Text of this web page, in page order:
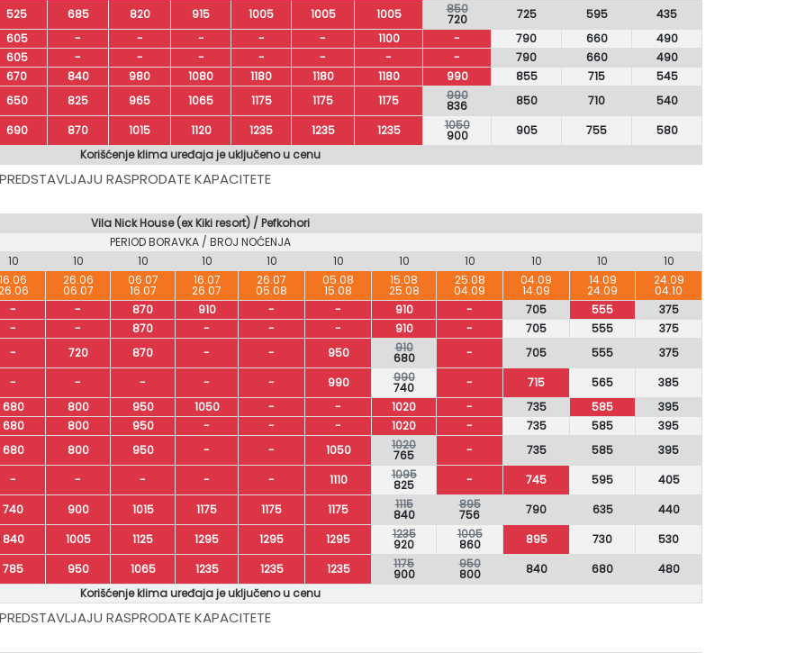
525 685 820 915 1005 1005 1005 850
720 725 595
435
605 - - - - - 1100 - 790 660
490
605 - - - - - - - 790 660
490
670 840 980 1080 1180 1180 1180 990 855 715
545
650 825 965 1065 1175 1175 1175 990
836 850 710
540
690 870 1015 1120 1235 1235 1235 1050
900 905 755
580
Korišćenje klima uređaja je uključeno u cenu
RASPRODATE KAPACITETE
Vila Nick House (ex Kiki resort) / Pefkohori
PERIOD BORAVKA / BROJ NOĆENJA
10 10 10 10 10 10 10 10 10 10
10
16.06 26.06
06.07
06.07
16.07
16.07
26.07
26.07
05.08
05.08
15.08
15.08
25.08
25.08
04.09
04.09
14.09
14.09
24.09
24.09
04.10
- - 870 910 - - 910 - 705 555
375
- - 870 - - - 910 - 705 555
375
- 720 870 - - 950 910
680 - 705 555
375
- - - - - 990 990
740 - 715 565
385
680 800 950 1050 - - 1020 - 735 585
395
680 800 950 - - - 1020 - 735 585
395
680 800 950 - - 1050 1020
765 - 735 585
395
- - - - - 1110 1095
825 - 745 595
405
740 900 1015 1175 1175 1175 1115
840
895
756 790 635
440
840 1005 1125 1295 1295 1295 1235
920
1005
860 895 730
530
785 950 1065 1235 1235 1235 1175
900
950
800 840 680
480
Korišćenje klima uređaja je uključeno u cenu
RASPRODATE KAPACITETE